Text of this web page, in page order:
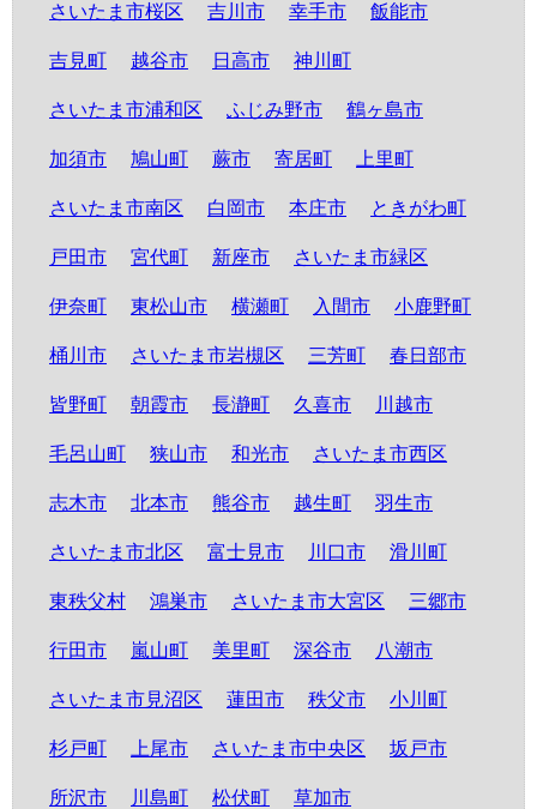
さいたま市桜区
吉川市 幸手市 飯能市
吉見町 越谷市 日高市 神川町
さいたま市浦和区 ふじみ野市 鶴ヶ島市
加須市 鳩山町 蕨市 寄居町 上里町
さいたま市南区 白岡市 本庄市 ときがわ町
戸田市 宮代町 新座市 さいたま市緑区
伊奈町 東松山市 横瀬町 入間市 小鹿野町
桶川市 さいたま市岩槻区 三芳町 春日部市
皆野町 朝霞市 長瀞町 久喜市 川越市
毛呂山町 狭山市 和光市 さいたま市西区
志木市 北本市 熊谷市 越生町 羽生市
さいたま市北区 富士見市 川口市 滑川町
東秩父村 鴻巣市 さいたま市大宮区 三郷市
行田市 嵐山町 美里町 深谷市 八潮市
さいたま市見沼区 蓮田市 秩父市 小川町
杉戸町 上尾市 さいたま市中央区 坂戸市
所沢市 川島町 松伏町 草加市